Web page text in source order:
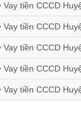
Vay tiền CCCD
Vay tiền CCCD
Vay tiền CCCD
Vay tiền CCCD
Vay tiền CCCD